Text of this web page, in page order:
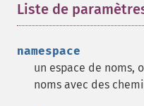
Liste de
namespace
un espace de noms,
noms avec des